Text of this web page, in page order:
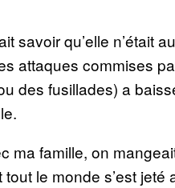
savoir qu’elle n’était
attaques commises
des fusillades) a
ma famille, on
le monde s’est